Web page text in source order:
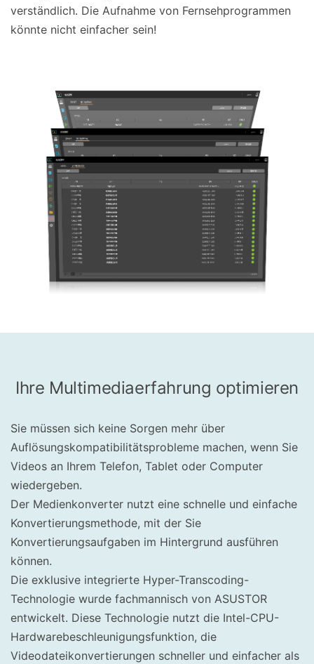
verständlich. Die Aufnahme von Fernsehprogrammen
könnte nicht einfacher sein!
Ihre Multimediaerfahrung optimieren
Sie müssen sich keine Sorgen mehr über
Auflösungskompatibilitätsprobleme machen, wenn Sie
Videos an Ihrem Telefon, Tablet oder Computer
wiedergeben.
Der Medienkonverter nutzt eine schnelle und einfache
Konvertierungsmethode, mit der Sie
Konvertierungsaufgaben im Hintergrund ausführen
können.
Die exklusive integrierte Hyper-Transcoding-
Technologie wurde fachmannisch von ASUSTOR
entwickelt. Diese Technologie nutzt die Intel-CPU-
Hardwarebeschleunigungsfunktion, die
Videodateikonvertierungen schneller und einfacher als